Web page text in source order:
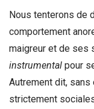
Nous tenterons de
comportement
maigreur et de ses
instrumental pour
Autrement dit, sans
strictement